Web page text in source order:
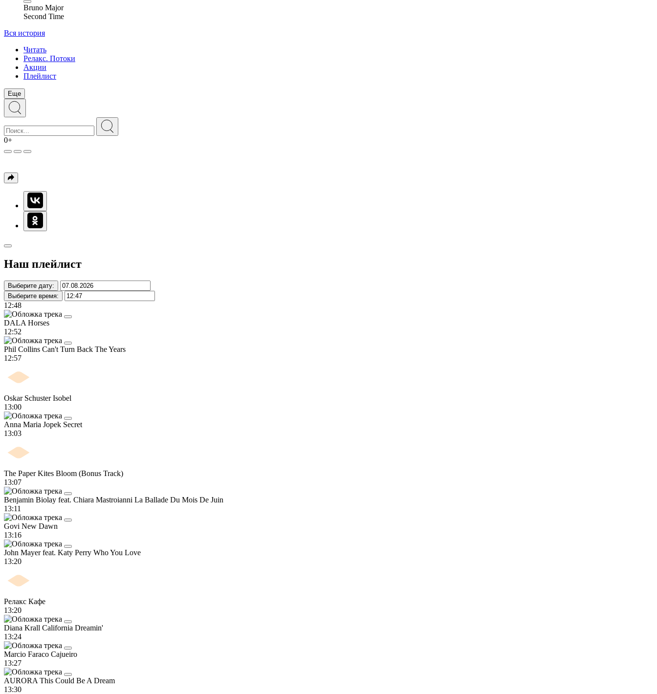
Bruno Major
Second Time
Вся история
Читать
Релакс. Потоки
Акции
Плейлист
Еще
0+
Наш плейлист
Выберите дату:
Выберите время:
12:48
DALA Horses
12:52
Phil Collins Can't Turn Back The Years
12:57
Oskar SchusterIsobel
13:00
Anna Maria Jopek Secret
13:03
The Paper Kites Bloom (Bonus Track)
13:07
Benjamin Biolay feat. Chiara Mastroianni La Ballade Du Mois De Juin
13:11
Govi New Dawn
13:16
John Mayer feat. Katy Perry Who You Love
13:20
Релакс Кафе
13:20
Diana Krall California Dreamin'
13:24
Marcio Faraco Cajueiro
13:27
AURORA This Could Be A Dream
13:30